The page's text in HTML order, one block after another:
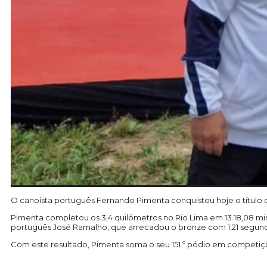
O canoísta português Fernando Pimenta conquistou hoje o título
Pimenta completou os 3,4 quilómetros no Rio Lima em 13.18,08
português José Ramalho, que arrecadou o bronze com 1,21
Com este resultado, Pimenta soma o seu 151.º pódio em